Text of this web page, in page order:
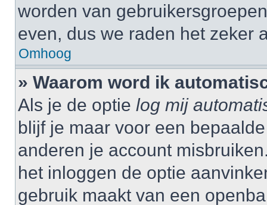
worden van
even, dus we raden het zeker
Omhoog
» Waarom word ik
Als je de optie log mij
blijf je maar voor een
anderen je account
het inloggen de optie
gebruik maakt van een